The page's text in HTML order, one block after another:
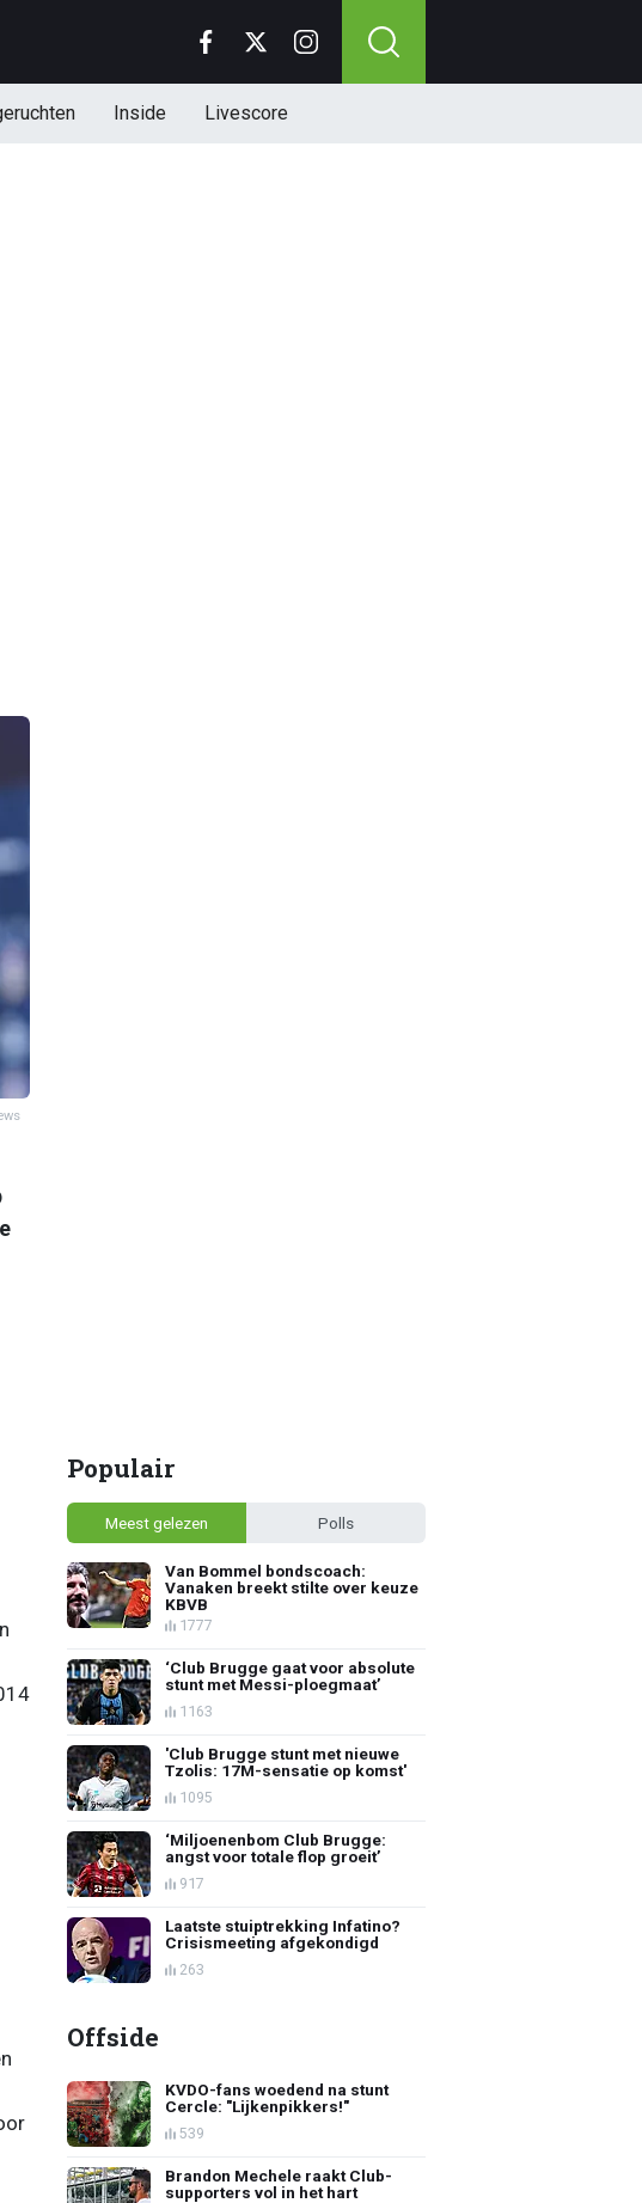
Inside Livescore
Populair
Meest gelezen Polls
Van Bommel bondscoach:
Vanaken breekt stilte over keuze
KBVB
1777
‘Club Brugge gaat voor absolute
stunt met Messi-ploegmaat’
1163
'Club Brugge stunt met nieuwe
Tzolis: 17M-sensatie op komst'
1095
‘Miljoenenbom Club Brugge:
angst voor totale flop groeit’
917
Laatste stuiptrekking Infatino?
Crisismeeting afgekondigd
263
Offside
KVDO-fans woedend na stunt
Cercle: "Lijkenpikkers!"
539
Brandon Mechele raakt Club-
supporters vol in het hart